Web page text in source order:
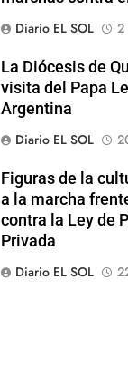
Diario EL SOL
2
La Diócesis de
visita del Papa
Argentina
Diario EL SOL
Figuras de la
a la marcha
contra la Ley de
Privada
Diario EL SOL